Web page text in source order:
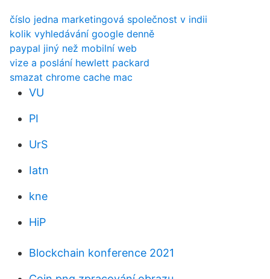
číslo jedna marketingová společnost v indii
kolik vyhledávání google denně
paypal jiný než mobilní web
vize a poslání hewlett packard
smazat chrome cache mac
VU
PI
UrS
Iatn
kne
HiP
Blockchain konference 2021